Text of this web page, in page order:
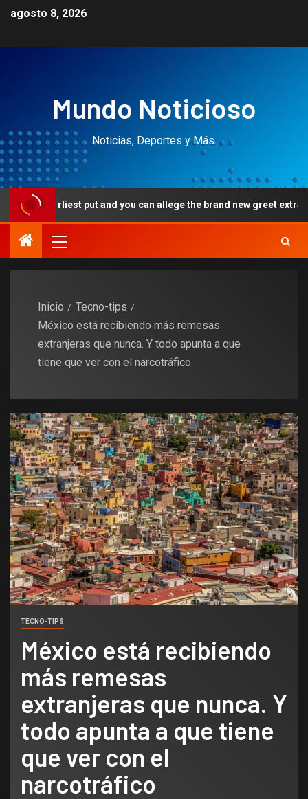
agosto 8, 2026
Mundo Noticioso
Noticias, Deportes y Más.
put and you can allege the brand new greet extra
Inicio
Tecno-tips
México está recibiendo más remesas
extranjeras que nunca. Y todo apunta a que
tiene que ver con el narcotráfico
TECNO-TIPS
México está recibiendo
más remesas
extranjeras que nunca. Y
todo apunta a que tiene
que ver con el
narcotráfico